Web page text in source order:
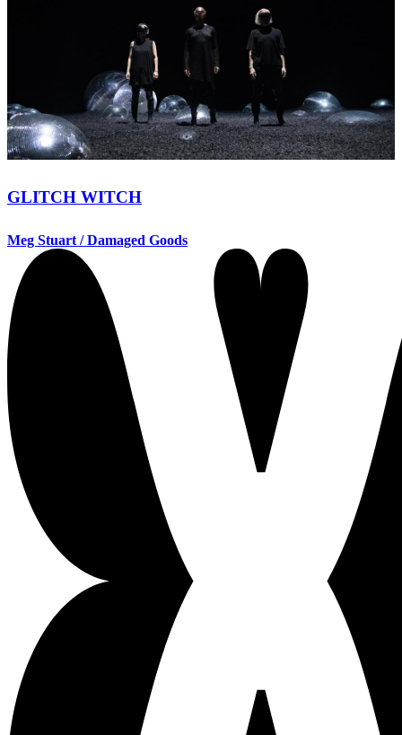
GLITCH WITCH
Meg Stuart / Damaged Goods